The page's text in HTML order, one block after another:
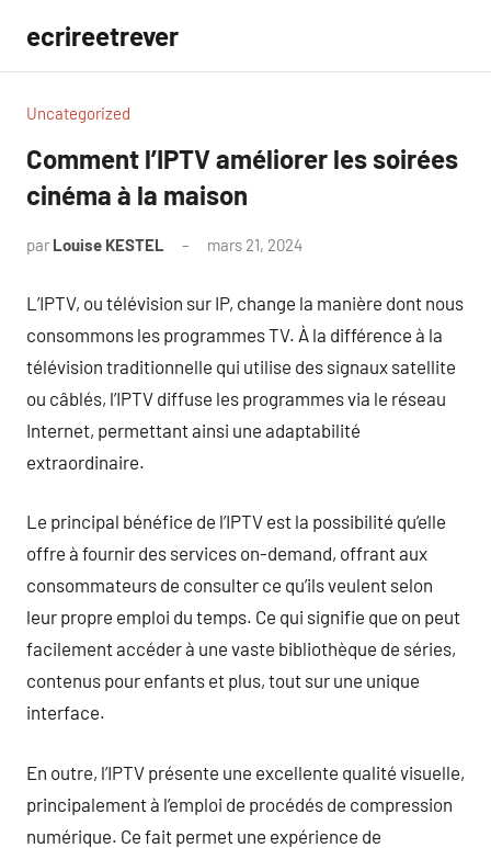
contenu
ecrireetrever
Uncategorized
Comment l’IPTV améliorer les soirées
cinéma à la maison
par Louise KESTEL mars 21, 2024
L’IPTV, ou télévision sur IP, change la manière dont nous
consommons les programmes TV. À la différence à la
télévision traditionnelle qui utilise des signaux satellite
ou câblés, l’IPTV diffuse les programmes via le réseau
Internet, permettant ainsi une adaptabilité
extraordinaire.
Le principal bénéfice de l’IPTV est la possibilité qu’elle
offre à fournir des services on-demand, offrant aux
consommateurs de consulter ce qu’ils veulent selon
leur propre emploi du temps. Ce qui signifie que on peut
facilement accéder à une vaste bibliothèque de séries,
contenus pour enfants et plus, tout sur une unique
interface.
En outre, l’IPTV présente une excellente qualité visuelle,
principalement à l’emploi de procédés de compression
numérique. Ce fait permet une expérience de